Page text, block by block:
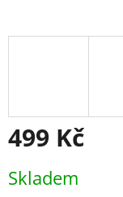
499 Kč
cena:
Skladem